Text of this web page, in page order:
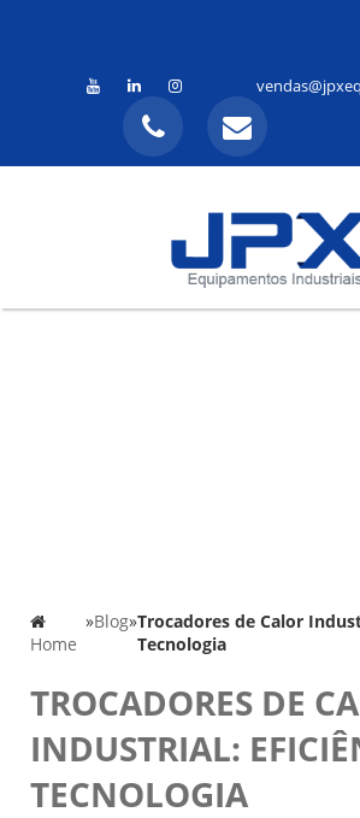
Home
»Blog»Trocadores de Calor
Tecnologia
TROCADORES DE
INDUSTRIAL:
TECNOLOGIA